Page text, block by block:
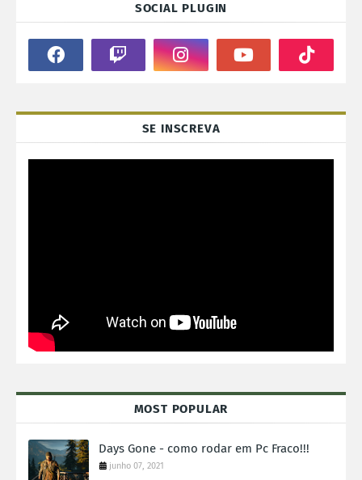
SOCIAL PLUGIN
SE INSCREVA
MOST POPULAR
Days Gone - como rodar em Pc Fraco!!!
junho 07, 2021